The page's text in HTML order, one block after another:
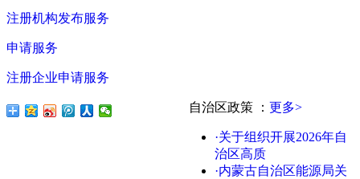
注册机构发布服务
申请服务
注册企业申请服务
自治区政策 ： 更多>
·关于组织开展2026年自
治区高质
·内蒙古自治区能源局关